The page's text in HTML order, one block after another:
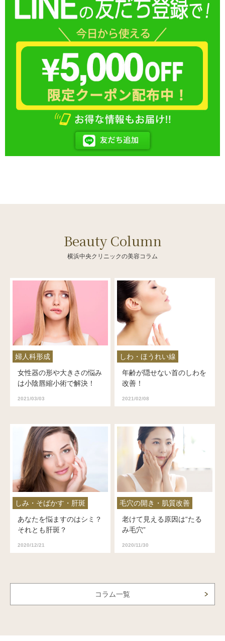
Beauty Column
横浜中央クリニックの美容コラム
婦人科形成
女性器の形や大きさの悩み
は小陰唇縮小術で解決！
2021/03/03
しわ・ほうれい線
年齢が隠せない首のしわを
改善！
2021/02/08
しみ・そばかす・肝斑
あなたを悩ますのはシミ？
それとも肝斑？
2020/12/21
毛穴の開き・肌質改善
老けて見える原因は“たる
み毛穴”
2020/11/30
コラム一覧